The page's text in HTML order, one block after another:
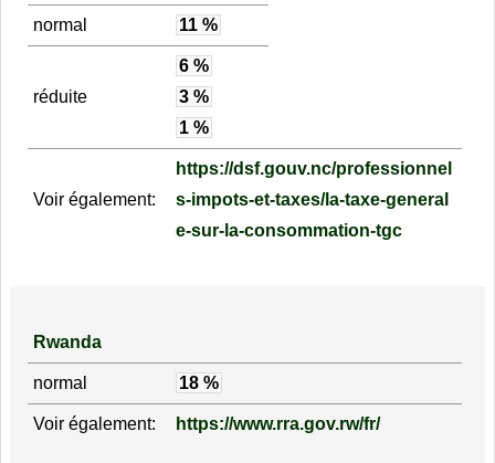
normal 11 %
réduite
6 %
3 %
1 %
Voir également:
https://dsf.gouv.nc/professionnel
s-impots-et-taxes/la-taxe-general
e-sur-la-consommation-tgc
Rwanda
normal 18 %
Voir également: https://www.rra.gov.rw/fr/